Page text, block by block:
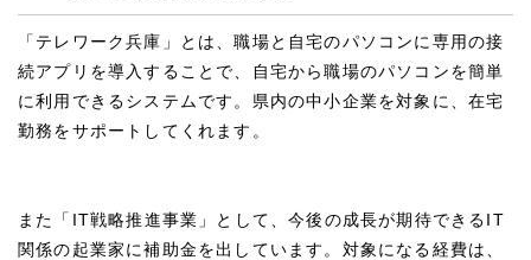
「テレワーク兵庫」とは、職場と自宅のパソコンに専用の接
続アプリを導入することで、自宅から職場のパソコンを簡単
に利用できるシステムです。県内の中小企業を対象に、在宅
勤務をサポートしてくれます。
また「IT戦略推進事業」として、今後の成長が期待できるIT
関係の起業家に補助金を出しています。対象になる経費は、